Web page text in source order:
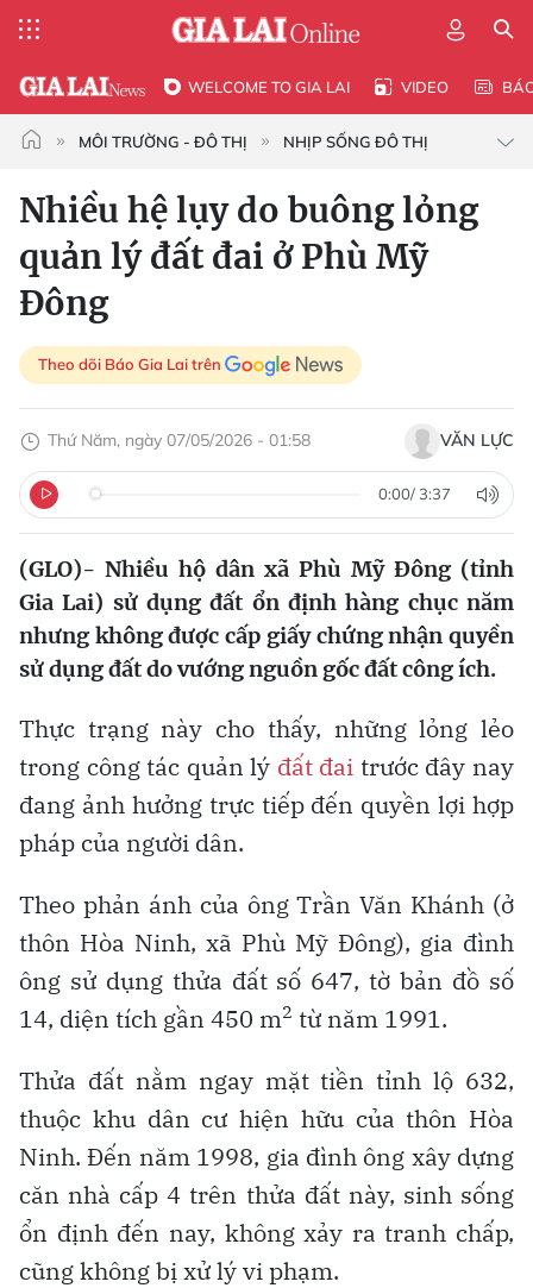
WELCOME TO GIA LAI VIDEO
MÔI TRƯỜNG - ĐÔ THỊ NHỊP SỐNG ĐÔ THỊ
Nhiều hệ lụy do buông lỏng
quản lý đất đai ở Phù Mỹ
Đông
Theo dõi Báo Gia Lai trên
Thứ Năm, ngày 07/05/2026 - 01:58 VĂN LỰC
0:00/ 3:37
(GLO)- Nhiều hộ dân xã Phù Mỹ Đông (tỉnh
Gia Lai) sử dụng đất ổn định hàng chục năm
nhưng không được cấp giấy chứng nhận quyền
sử dụng đất do vướng nguồn gốc đất công ích.
Thực trạng này cho thấy, những lỏng lẻo
trong công tác quản lý đất đai trước đây nay
đang ảnh hưởng trực tiếp đến quyền lợi hợp
pháp của người dân.
Theo phản ánh của ông Trần Văn Khánh (ở
thôn Hòa Ninh, xã Phù Mỹ Đông), gia đình
ông sử dụng thửa đất số 647, tờ bản đồ số
14, diện tích gần 450 m2 từ năm 1991.
Thửa đất nằm ngay mặt tiền tỉnh lộ 632,
thuộc khu dân cư hiện hữu của thôn Hòa
Ninh. Đến năm 1998, gia đình ông xây dựng
căn nhà cấp 4 trên thửa đất này, sinh sống
ổn định đến nay, không xảy ra tranh chấp,
cũng không bị xử lý vi phạm.